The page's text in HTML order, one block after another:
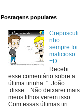
Postagens populares
Crepusculi
nho
sempre foi
malicioso
=D
Recebi
esse comentário sobre a
última tirinha: " João
disse... Não deixarei mais
meus filhos verem isso.
Com essas últimas tiri...